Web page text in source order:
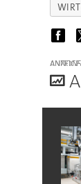
ANZEIGE
A